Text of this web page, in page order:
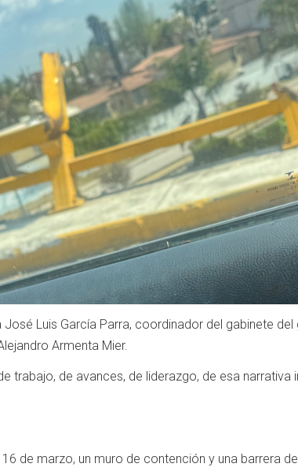
Luis García Parra, coordinador del gabinete
Armenta Mier.
trabajo, de avances, de liderazgo, de esa
de marzo, un muro de contención y una barrera